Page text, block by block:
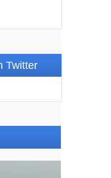
Twitter